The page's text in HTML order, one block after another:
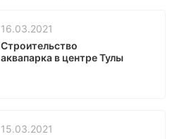
16.03.2021
Строительство
аквапарка в центре Тулы
15.03.2021